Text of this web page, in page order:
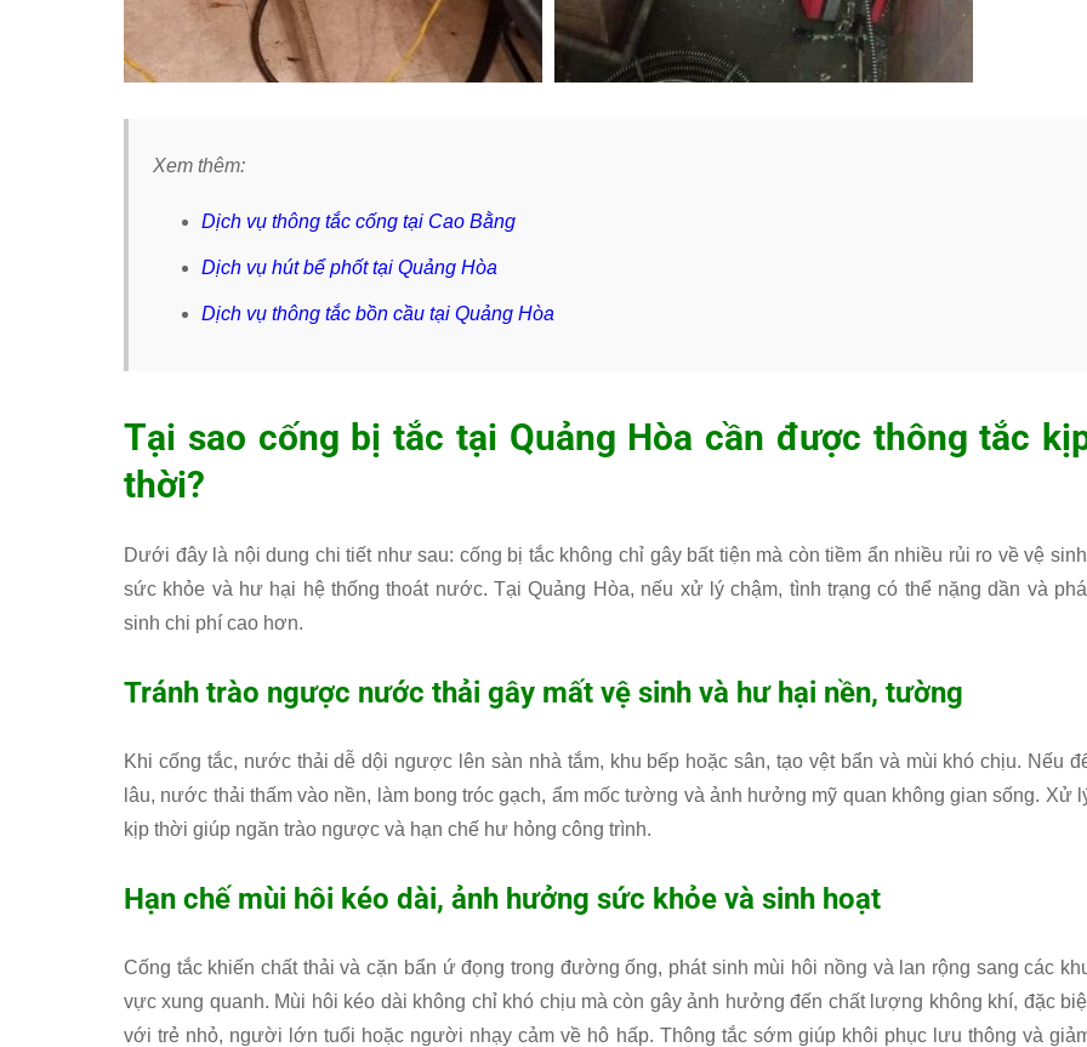
Xem thêm:
Dịch vụ thông tắc cống tại Cao Bằng
Dịch vụ hút bể phốt tại Quảng Hòa
Dịch vụ thông tắc bồn cầu tại Quảng Hòa
Tại sao cống bị tắc tại Quảng Hòa cần được thông tắc
thời?
Dưới đây là nội dung chi tiết như sau: cống bị tắc không chỉ gây bất tiện mà còn tiềm ẩn nhiều rủi ro về vệ
sức khỏe và hư hại hệ thống thoát nước. Tại Quảng Hòa, nếu xử lý chậm, tình trạng có thể nặng dần và
sinh chi phí cao hơn.
Tránh trào ngược nước thải gây mất vệ sinh và hư hại nền, tường
Khi cống tắc, nước thải dễ dội ngược lên sàn nhà tắm, khu bếp hoặc sân, tạo vệt bẩn và mùi khó chịu. Nếu
lâu, nước thải thấm vào nền, làm bong tróc gạch, ẩm mốc tường và ảnh hưởng mỹ quan không gian sống. Xử
kịp thời giúp ngăn trào ngược và hạn chế hư hỏng công trình.
Hạn chế mùi hôi kéo dài, ảnh hưởng sức khỏe và sinh hoạt
Cống tắc khiến chất thải và cặn bẩn ứ đọng trong đường ống, phát sinh mùi hôi nồng và lan rộng sang các
vực xung quanh. Mùi hôi kéo dài không chỉ khó chịu mà còn gây ảnh hưởng đến chất lượng không khí, đặc
với trẻ nhỏ, người lớn tuổi hoặc người nhạy cảm về hô hấp. Thông tắc sớm giúp khôi phục lưu thông và